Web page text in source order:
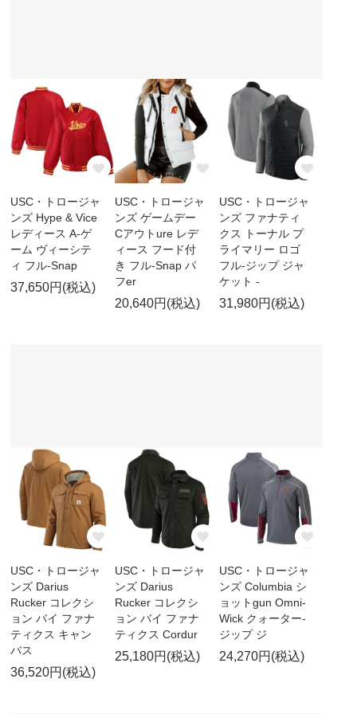
USC・トロージャ
ンズ Hype & Vice
レディース A-ゲ
ーム ヴィーシテ
ィ フル-Snap
37,650円(税込)
USC・トロージャ
ンズ ゲームデー
Cアウトure レデ
ィース フード付
き フル-Snap パ
フer
20,640円(税込)
USC・トロージャ
ンズ ファナティ
クス トーナル プ
ライマリー ロゴ
フル-ジップ ジャ
ケット -
31,980円(税込)
USC・トロージャ
ンズ Darius
Rucker コレクシ
ョン バイ ファナ
ティクス キャン
バス
36,520円(税込)
USC・トロージャ
ンズ Darius
Rucker コレクシ
ョン バイ ファナ
ティクス Cordur
25,180円(税込)
USC・トロージャ
ンズ Columbia シ
ョットgun Omni-
Wick クォーター-
ジップ ジ
24,270円(税込)